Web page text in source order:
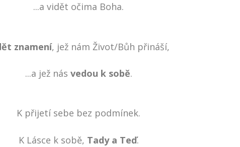
...a vidět očima Boha.
znamení, jež nám Život/Bůh přináší,
...a jež nás vedou k sobě.
K přijetí sebe bez podmínek.
K Lásce k sobě, Tady a Teď.